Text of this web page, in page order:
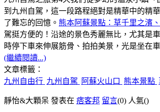
到九州自駕，這一段路程絕對是精華中的精
了難忘的回憶。 熊本阿蘇景點：草千里之濱
駕挺方便的！沿途的景色秀麗無比，尤其是
時停下車來伸展筋骨、拍拍美景，光是坐在
(繼續閱讀...)
文章標籤：
九州自由行 九州自駕 阿蘇火山口 熊本景點
靜怡&大顆呆 發表在 痞客邦 留言(0) 人氣()